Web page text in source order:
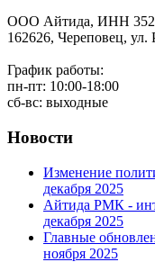
ООО Айтида, ИНН
162626, Череповец, ул.
График работы:
пн-пт: 10:00-18:00
сб-вс: выходные
Новости
Изменение
декабря 2025
Айтида РМК -
декабря 2025
Главные
ноября 2025